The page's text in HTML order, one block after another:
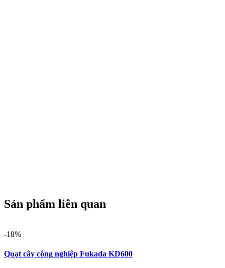
Sản phẩm liên quan
-18%
Quạt cây công nghiệp Fukada KD600